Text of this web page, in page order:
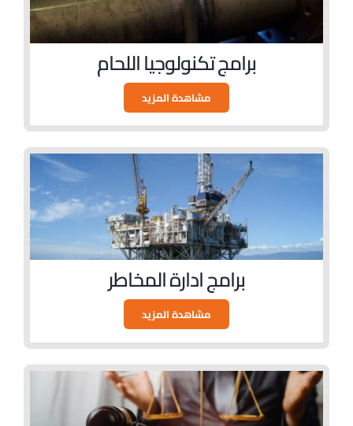
برامج تكنولوجيا اللحام
مشاهدة المزيد
برامج ادارة المخاطر
مشاهدة المزيد